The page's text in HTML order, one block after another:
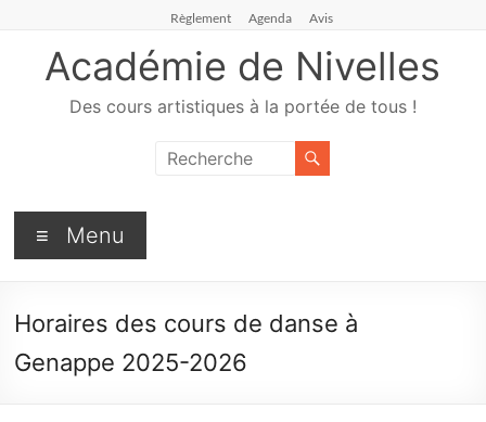
Règlement Agenda Avis
Académie de Nivelles
Des cours artistiques à la portée de tous !
Menu
Horaires des cours de danse à
Genappe 2025-2026